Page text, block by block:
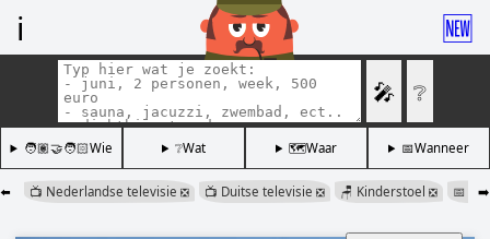
ℹ️ 🆕
🎤 ❔
🧑🏽‍🤝‍🧑🏻Wie ❔Wat 🗺️Waar 📅Wanneer
⬅️ ➡️
📺 Nederlandse televisie ❎ 📺 Duitse televisie ❎ 🪑 Kinderstoel ❎ 📅